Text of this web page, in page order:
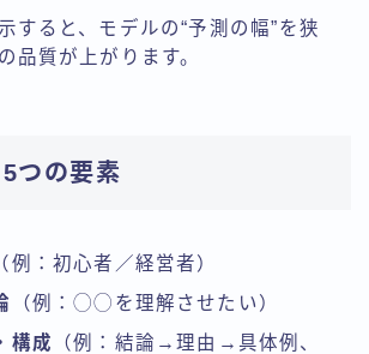
すると、モデルの“予測の幅”を狭
品質が上がります。
つの要素
（例：初心者／経営者）
（例：◯◯を理解させたい）
構成
（例：結論→理由→具体例、